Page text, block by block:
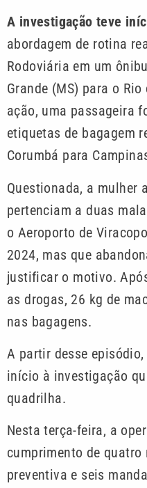
A investigação teve
abordagem de rotina
Rodoviária em um
Grande (MS) para o
ação, uma passageira
etiquetas de bagagem
Corumbá para
Questionada, a mulher
pertenciam a duas
o Aeroporto de
2024, mas que
justificar o motivo.
as drogas, 26 kg de
nas bagagens.
A partir desse
início à investigação
quadrilha.
Nesta terça-feira, a
cumprimento de
preventiva e seis